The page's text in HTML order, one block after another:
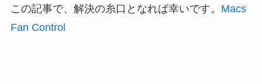
この記事で、解決の糸口となれば幸いです。 Macs
Fan Control